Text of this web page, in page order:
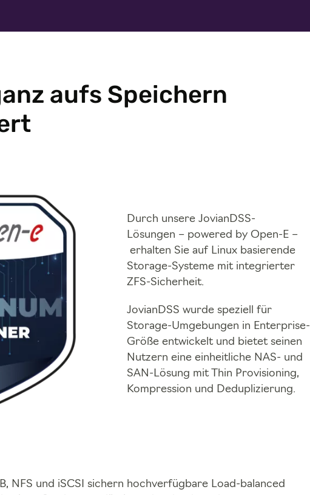
aufs Speichern
Durch unsere JovianDSS-
Lösungen – powered by Open-E –
erhalten Sie auf Linux basierende
Storage-Systeme mit integrierter
ZFS-Sicherheit.
JovianDSS wurde speziell für
Storage-Umgebungen in Enterprise-
Größe entwickelt und bietet seinen
Nutzern eine einheitliche NAS- und
SAN-Lösung mit Thin Provisioning,
Kompression und Deduplizierung.
NFS und iSCSI sichern hochverfügbare Load-balanced